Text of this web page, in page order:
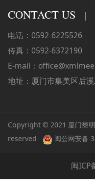
CONTACT US |
电话：0592-6225526
传真：0592-6372190
E-mail：
地址：厦门市集美区后
Copyright © 2021 厦门黎
reserved
闽公网安备
闽ICP